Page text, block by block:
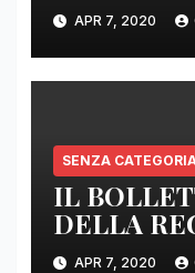
APR 7, 2020
SENZA
IL
DELLA
DELLE
APR 7, 2020